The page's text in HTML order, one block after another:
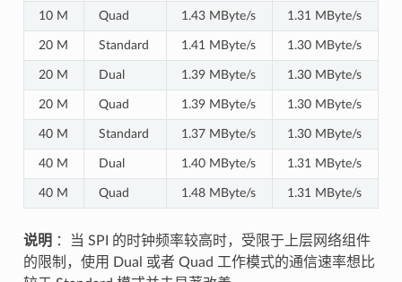
10 M Quad 1.43 MByte/s 1.31 MByte/s
20 M Standard 1.41 MByte/s 1.30 MByte/s
20 M Dual 1.39 MByte/s 1.30 MByte/s
20 M Quad 1.39 MByte/s 1.30 MByte/s
40 M Standard 1.37 MByte/s 1.30 MByte/s
40 M Dual 1.40 MByte/s 1.31 MByte/s
40 M Quad 1.48 MByte/s 1.31 MByte/s
说明 ：当 SPI 的时钟频率较高时，受限于上层网络组件
的限制，使用 Dual 或者 Quad 工作模式的通信速率想比